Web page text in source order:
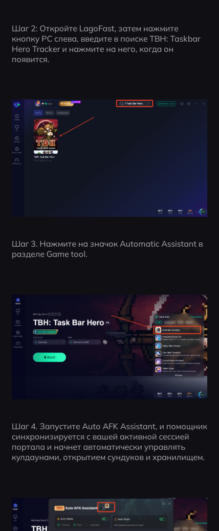
Шаг 2: Откройте LagoFast, затем нажмите
кнопку PC слева, введите в поиске TBH: Taskbar
Hero Tracker и нажмите на него, когда он
появится.
Шаг 3. Нажмите на значок Automatic Assistant в
разделе Game tool.
Шаг 4. Запустите Auto AFK Assistant, и помощник
синхронизируется с вашей активной сессией
портала и начнет автоматически управлять
кулдаунами, открытием сундуков и хранилищем.